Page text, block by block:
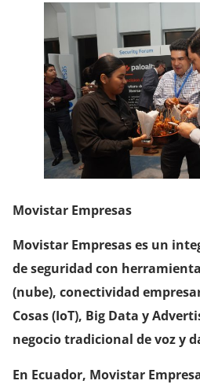
Movistar Empresas
Movistar Empresas es un
de seguridad con
(nube), conectividad
Cosas (IoT), Big Data y
negocio tradicional de voz y
En Ecuador, Movistar